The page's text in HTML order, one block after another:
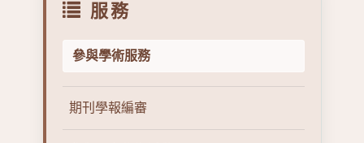
服務
參與學術服務
期刊學報編審